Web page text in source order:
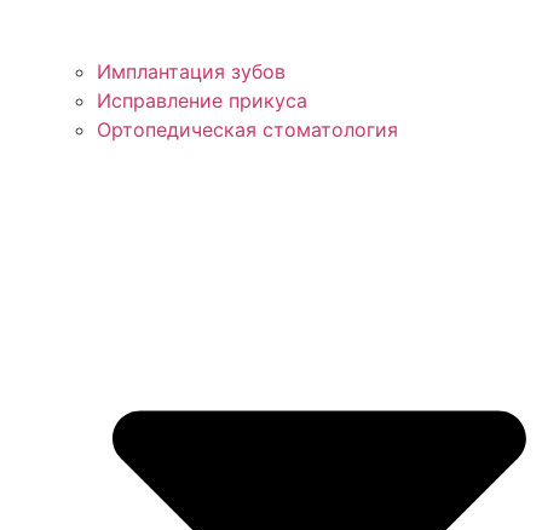
Имплантация зубов
Исправление прикуса
Ортопедическая стоматология